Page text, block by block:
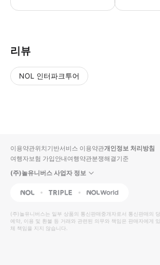
리뷰
NOL 인터파크투어
입니
다.
높
은
순
동
영
상
순
상
이용약관위치기반서비스 이용약관개인정보 처리방침
여행자보험 가입안내여행약관분쟁해결기준
(주)놀유니버스 사업자 정보
NOL Triple Interpark Global
(주)놀유니버스는 일부 상품의 통신판매중개자로서 통신판매의
예약, 이용 및 환불 등 거래와 관련된 의무와 책임은 판매자에게
체 책임을 지지 않습니다.